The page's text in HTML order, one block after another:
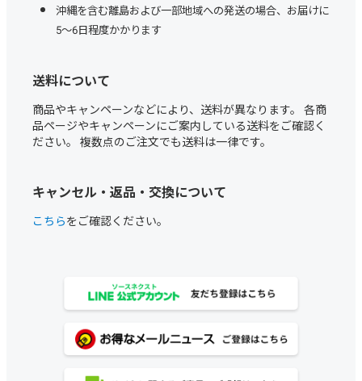
沖縄を含む離島および一部地域への発送の場合、お届けに
5～6日程度かかります
送料について
商品やキャンペーンなどにより、送料が異なります。 各商
品ページやキャンペーンにご案内している送料をご確認く
ださい。 複数点のご注文でも送料は一律です。
キャンセル・返品・交換について
こちらをご確認ください。